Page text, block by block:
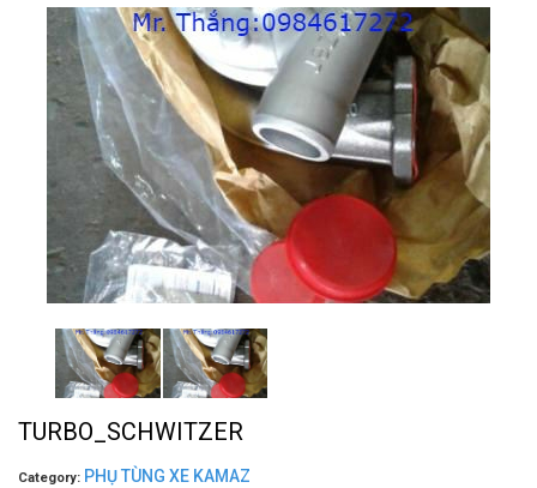
TURBO_SCHWITZER
Category: PHỤ TÙNG XE KAMAZ